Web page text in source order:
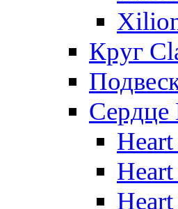
Круг
Сердце